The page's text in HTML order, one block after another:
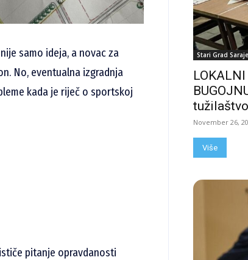
samo ideja, a novac za
No, eventualna izgradnja
kada je riječ o sportskoj
pitanje opravdanosti
Stari Grad
LOKALNI
November 26,
Više